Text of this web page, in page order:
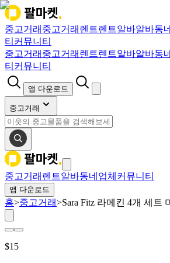
중고거래 중고거래 렌트렌트알바알바동
티 커뮤니티
중고거래 중고거래 렌트렌트알바알바동
티 커뮤니티
앱 다운로드
중고거래
중고거래 렌트알바동네업체 커뮤니티
앱 다운로드
홈>중고거래>Sara Fitz 라메킨 4개 세트
$15